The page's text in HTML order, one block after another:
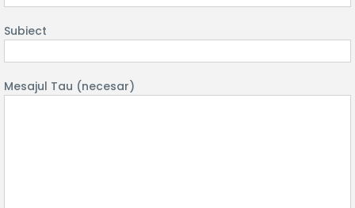
Subiect
Mesajul Tau (necesar)